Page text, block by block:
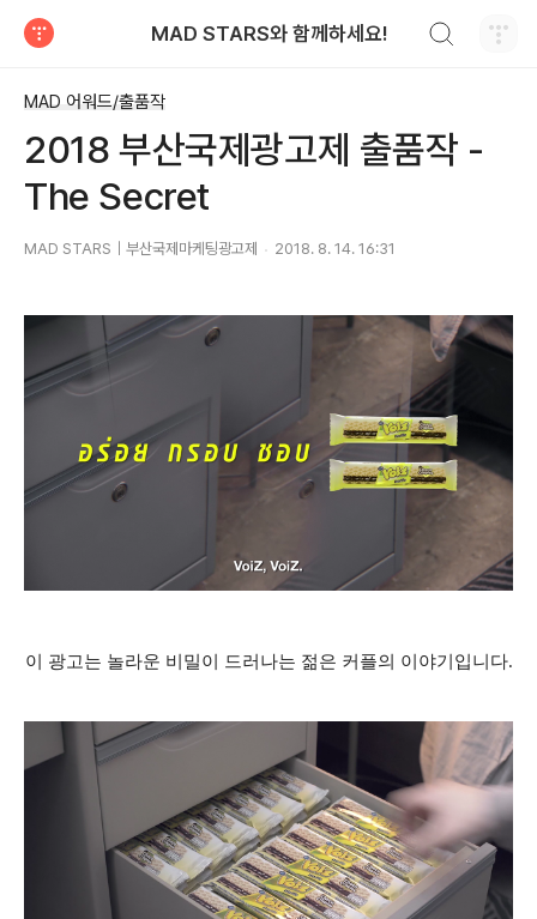
MAD STARS와 함께하세요!
MAD 어워드/출품작
2018 부산국제광고제 출품작 -
The Secret
MAD STARS｜부산국제마케팅광고제 2018. 8. 14. 16:31
이 광고는 놀라운 비밀이 드러나는 젊은 커플의 이야기입니다.